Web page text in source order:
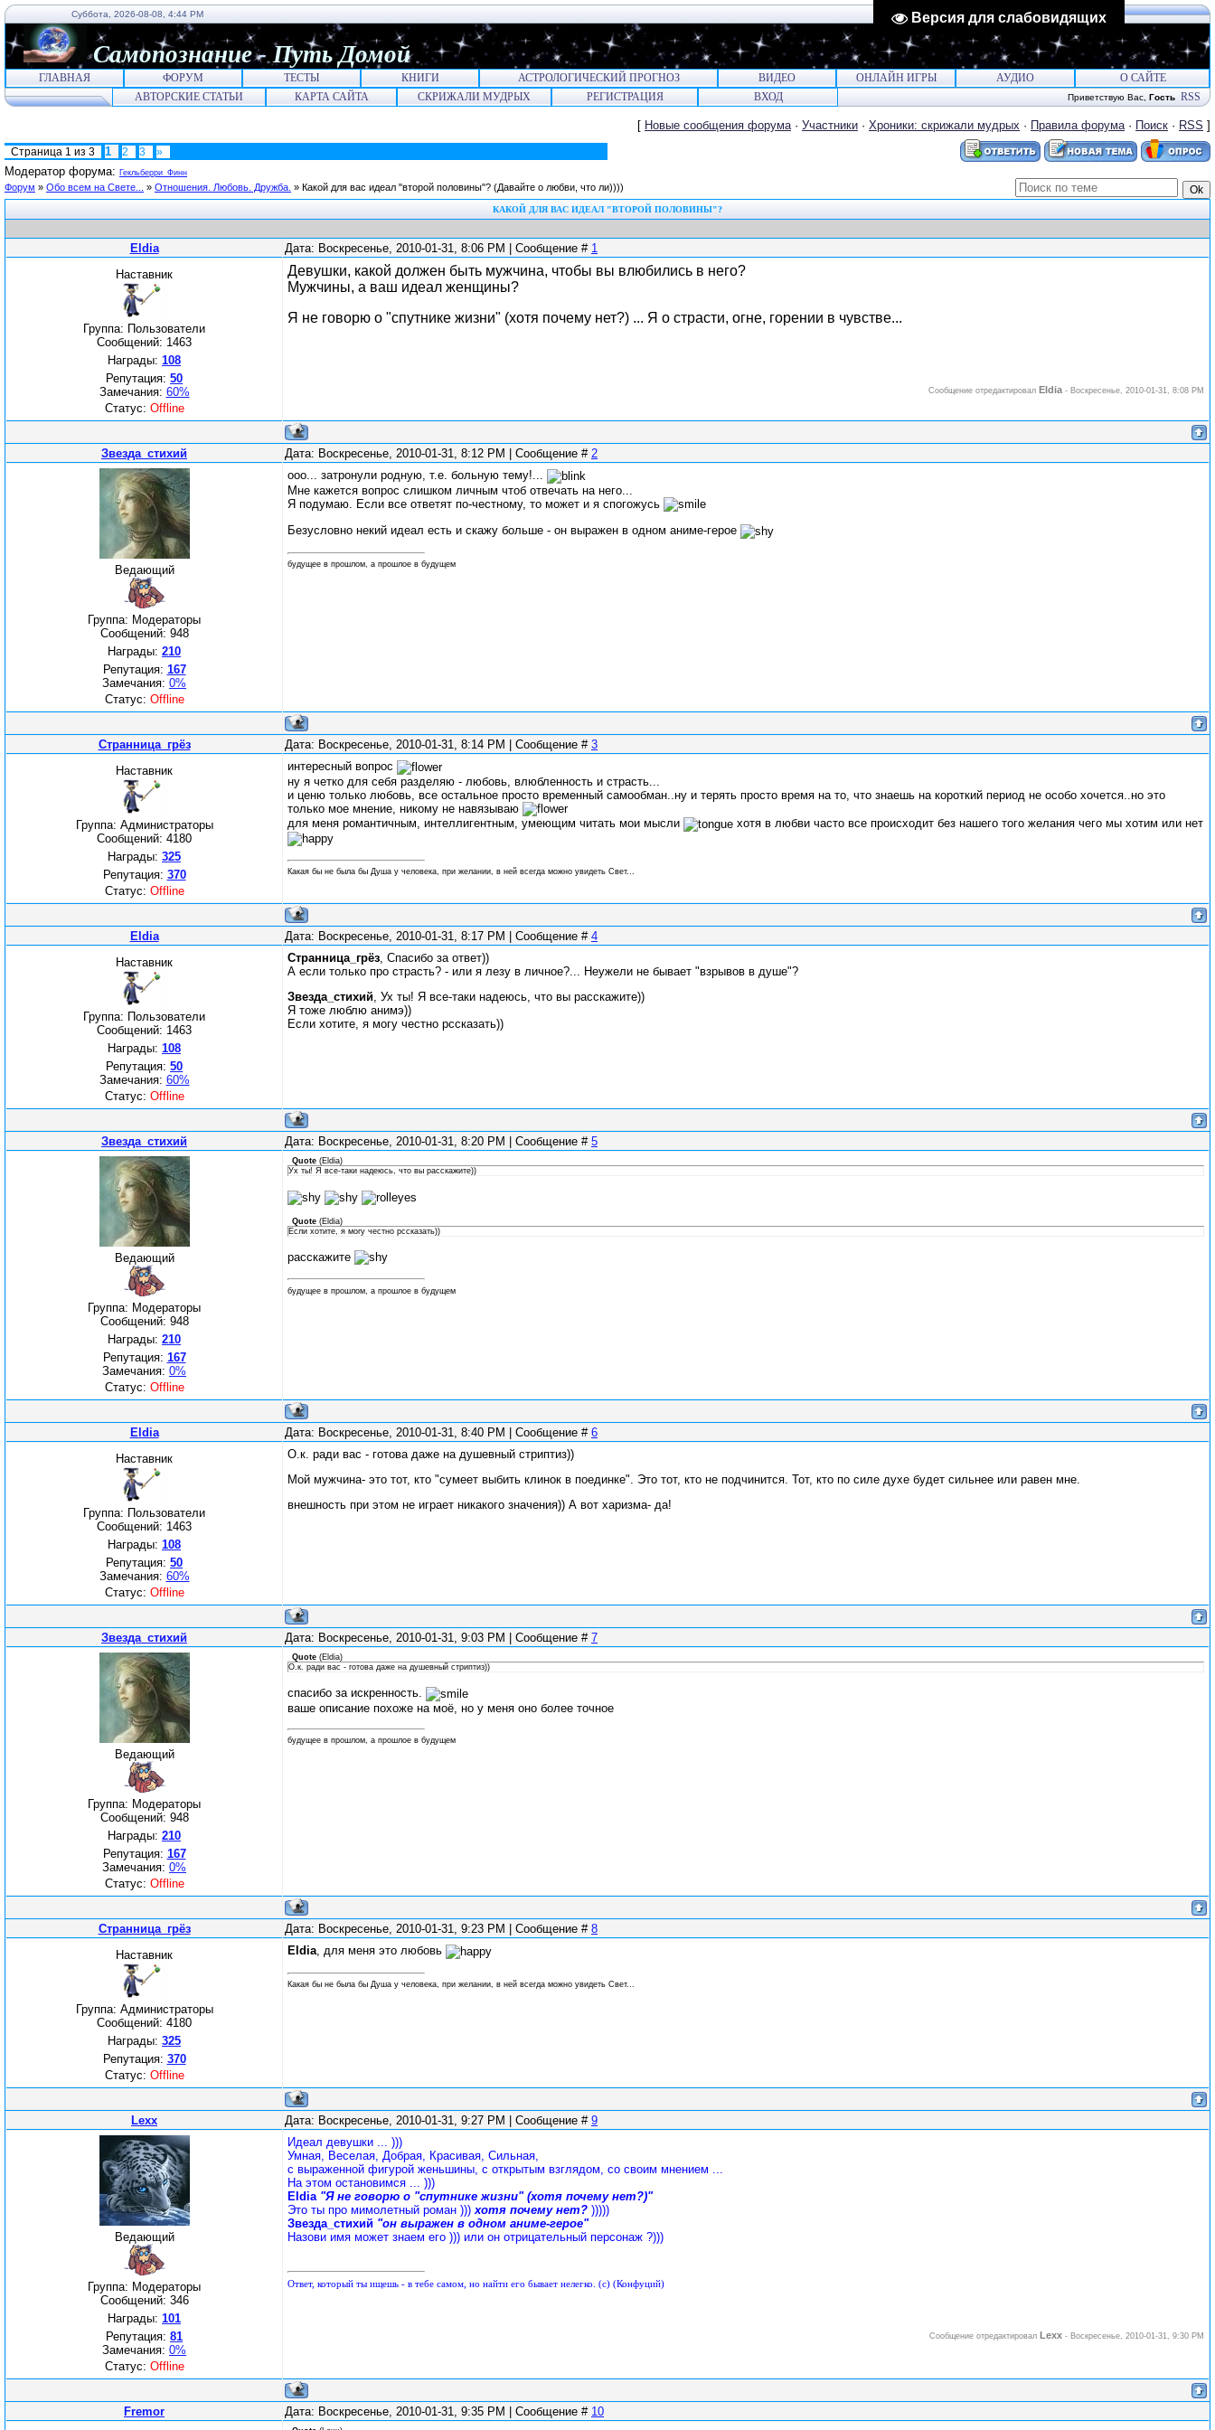
Версия для слабовидящих
Суббота, 2026-08-08, 4:44 PM
Самопознание- Путь Домой
ГЛАВНАЯ ФОРУМ ТЕСТЫ КНИГИ АСТРОЛОГИЧЕСКИЙ ПРОГНОЗ ВИДЕО ОНЛАЙН ИГРЫ АУДИО
О САЙТЕ
АВТОРСКИЕ СТАТЬИ
КАРТА САЙТА СКРИЖАЛИ МУДРЫХ РЕГИСТРАЦИЯ ВХОД Приветствую Вас Гость RSS
[ Новые сообщения форума· Участники · Хроники: скрижали мудрых · Правила форума· Поиск · RSS ]
Страница 1 из 3 1 2 3 »
Модератор форума: Гекльберри_Финн
Форум » Обо всем на Свете... » Отношения. Любовь. Дружба. » Какой для вас идеал "второй половины"? (Давайте о любви, что ли))))
КАКОЙ ДЛЯ ВАС ИДЕАЛ "ВТОРОЙ ПОЛОВИНЫ"?
Eldia Дата: Воскресенье, 2010-01-31, 8:06 PM | Сообщение # 1
Наставник
Группа: Пользователи
Сообщений: 1463
Награды: 108
Репутация: 50
Замечания: 60%
Статус: Offline
Девушки, какой должен быть мужчина, чтобы вы влюбились в него?
Мужчины, а ваш идеал женщины?
Я не говорю о "спутнике жизни" (хотя почему нет?) ... Я о страсти, огне, горении в чувстве...
Сообщение отредактировал Eldia - Воскресенье, 2010-01-31, 8:08 PM
Звезда_стихий Дата: Воскресенье, 2010-01-31, 8:12 PM | Сообщение # 2
Ведающий
Группа: Модераторы
Сообщений: 948
Награды: 210
Репутация: 167
Замечания: 0%
Статус: Offline
ооо... затронули родную, т.е. больную тему!...
Мне кажется вопрос слишком личным чтоб отвечать на него...
Я подумаю. Если все ответят по-честному, то может и я спогожусь
Безусловно некий идеал есть и скажу больше - он выражен в одном аниме-герое
будущее в прошлом, а прошлое в будущем
Странница_грёз Дата: Воскресенье, 2010-01-31, 8:14 PM | Сообщение # 3
Наставник
Группа: Администраторы
Сообщений: 4180
Награды: 325
Репутация: 370
Статус: Offline
интересный вопрос
ну я четко для себя разделяю - любовь, влюбленность и страсть...
и ценю только любовь, все остальное просто временный самообман..ну и терять просто время на то, что знаешь на короткий период не особо хочется..но это
только мое мнение, никому не навязываю
для меня романтичным, интеллигентным, умеющим читать мои мысли
хотя в любви часто все происходит без нашего того желания чего мы хотим или нет
Какая бы не была бы Душа у человека, при желании, в ней всегда можно увидеть Свет...
Eldia Дата: Воскресенье, 2010-01-31, 8:17 PM | Сообщение # 4
Наставник
Группа: Пользователи
Сообщений: 1463
Награды: 108
Репутация: 50
Замечания: 60%
Статус: Offline
Странница_грёз, Спасибо за ответ))
А если только про страсть? - или я лезу в личное?... Неужели не бывает "взрывов в душе"?
Звезда_стихий, Ух ты! Я все-таки надеюсь, что вы расскажите))
Я тоже люблю анимэ))
Если хотите, я могу честно рссказать))
Звезда_стихий Дата: Воскресенье, 2010-01-31, 8:20 PM | Сообщение # 5
Ведающий
Группа: Модераторы
Сообщений: 948
Награды: 210
Репутация: 167
Замечания: 0%
Статус: Offline
Quote (Eldia)
Ух ты! Я все-таки надеюсь, что вы расскажите))
Quote (Eldia)
Если хотите, я могу честно рссказать))
расскажите
будущее в прошлом, а прошлое в будущем
Eldia Дата: Воскресенье, 2010-01-31, 8:40 PM | Сообщение # 6
Наставник
Группа: Пользователи
Сообщений: 1463
Награды: 108
Репутация: 50
Замечания: 60%
Статус: Offline
О.к. ради вас - готова даже на душевный стриптиз))
Мой мужчина- это тот, кто "сумеет выбить клинок в поединке". Это тот, кто не подчинится. Тот, кто по силе духе будет сильнее или равен мне.
внешность при этом не играет никакого значения)) А вот харизма- да!
Звезда_стихий Дата: Воскресенье, 2010-01-31, 9:03 PM | Сообщение # 7
Ведающий
Группа: Модераторы
Сообщений: 948
Награды: 210
Репутация: 167
Замечания: 0%
Статус: Offline
Quote (Eldia)
О.к. ради вас - готова даже на душевный стриптиз))
спасибо за искренность.
ваше описание похоже на моё, но у меня оно более точное
будущее в прошлом, а прошлое в будущем
Странница_грёз Дата: Воскресенье, 2010-01-31, 9:23 PM | Сообщение # 8
Наставник
Группа: Администраторы
Сообщений: 4180
Награды: 325
Репутация: 370
Статус: Offline
Eldia, для меня это любовь
Какая бы не была бы Душа у человека, при желании, в ней всегда можно увидеть Свет...
Lexx Дата: Воскресенье, 2010-01-31, 9:27 PM | Сообщение # 9
Ведающий
Группа: Модераторы
Сообщений: 346
Награды: 101
Репутация: 81
Замечания: 0%
Статус: Offline
Идеал девушки ... )))
Умная, Веселая, Добрая, Красивая, Сильная,
с выраженной фигурой женьшины, с открытым взглядом, со своим мнением ...
На этом остановимся ... )))
Eldia "Я не говорю о "спутнике жизни" (хотя почему нет?)"
Это ты про мимолетный роман )))хотя почему нет? )))))
Звезда_стихий "он выражен в одном аниме-герое"
Назови имя может знаем его ))) или он отрицательный персонаж ?)))
Ответ, который ты ищешь - в тебе самом, но найти его бывает нелегко. (с) (Конфуций)
Сообщение отредактировал Lexx - Воскресенье, 2010-01-31, 9:30 PM
Fremor Дата: Воскресенье, 2010-01-31, 9:35 PM | Сообщение # 10